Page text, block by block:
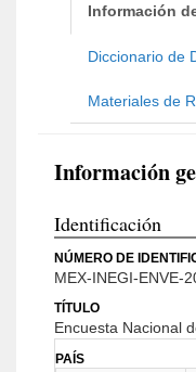
Información
Diccionario de
Materiales de
Información
Identificación
NÚMERO DE
MEX-INEGI-ENVE-
TÍTULO
Encuesta Nacional
PAÍS